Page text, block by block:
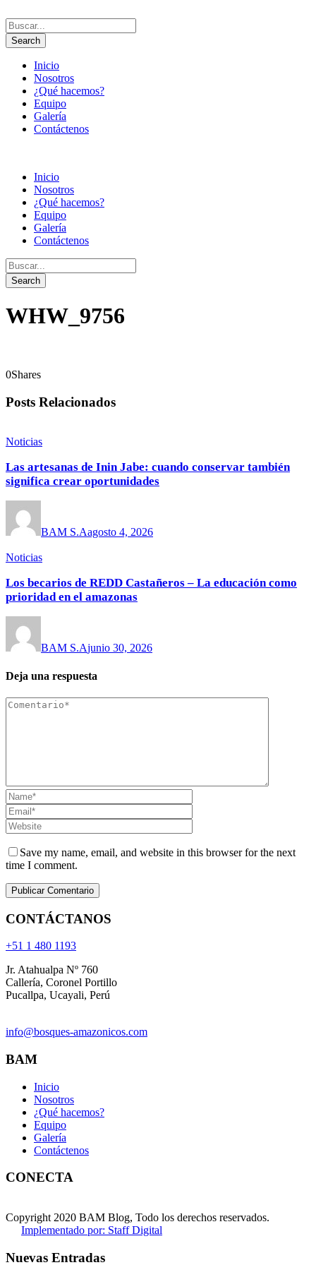
Inicio
Nosotros
¿Qué hacemos?
Equipo
Galería
Contáctenos
Inicio
Nosotros
¿Qué hacemos?
Equipo
Galería
Contáctenos
WHW_9756
0Shares
Posts Relacionados
Noticias
Las artesanas de Inin Jabe: cuando conservar también
significa crear oportunidades
BAM S.Aagosto 4, 2026
Noticias
Los becarios de REDD Castañeros – La educación como
prioridad en el amazonas
BAM S.Ajunio 30, 2026
Deja una respuesta
Save my name, email, and website in this browser for the next
time I comment.
CONTÁCTANOS
+51 1 480 1193
Jr. Atahualpa Nº 760
Callería, Coronel Portillo
Pucallpa, Ucayali, Perú
info@bosques-amazonicos.com
BAM
Inicio
Nosotros
¿Qué hacemos?
Equipo
Galería
Contáctenos
CONECTA
Copyright 2020 BAM Blog, Todo los derechos reservados.
Implementado por: Staff Digital
Nuevas Entradas